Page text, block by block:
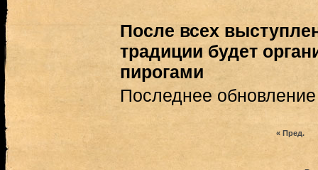
После всех
традиции будет
пирогами
Последнее
« Пред.